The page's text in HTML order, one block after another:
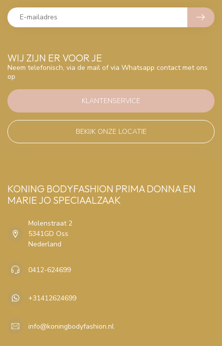
WIJ ZIJN ER VOOR JE
Neem telefonisch, via de mail of via Whatsapp contact met ons
op
KLANTENSERVICE
BEKIJK ONZE LOCATIE
KONING BODYFASHION PRIMA DONNA EN
MARIE JO SPECIAALZAAK
Molenstraat 2
5341GD Oss
Nederland
0412-624699
+31412624699
info@koningbodyfashion.nl